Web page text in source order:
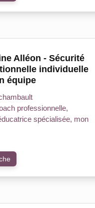
Alléon - Sécurité
individuelle
équipe
professionnelle,
spécialisée, mon